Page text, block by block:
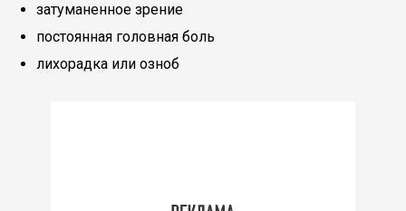
затуманенное зрение
постоянная головная боль
лихорадка или озноб